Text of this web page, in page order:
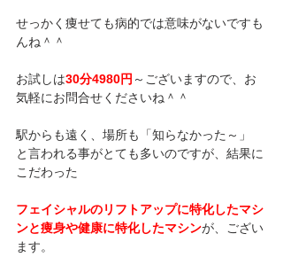
せっかく痩せても病的では意味がないですも
んね＾＾
お試しは30分4980円 ～ございますので、お
気軽にお問合せくださいね＾＾
駅からも遠く、場所も「知らなかった～」
と言われる事がとても多いのですが、結果に
こだわった
フェイシャルのリフトアップに特化したマシ
ンと痩身や健康に特化したマシンが、ござい
ます。